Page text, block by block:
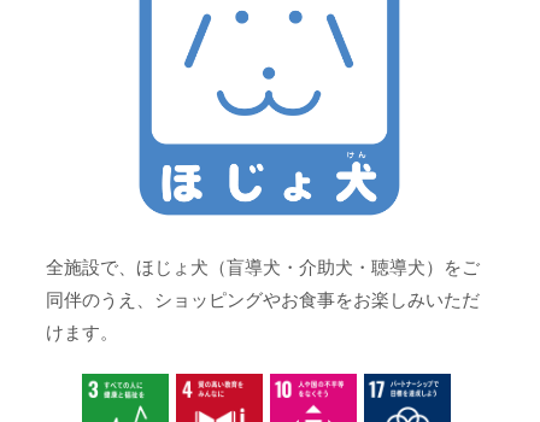
全施設で、ほじょ犬（盲導犬・介助犬・聴導犬）をご
同伴のうえ、ショッピングやお食事をお楽しみいただ
けます。